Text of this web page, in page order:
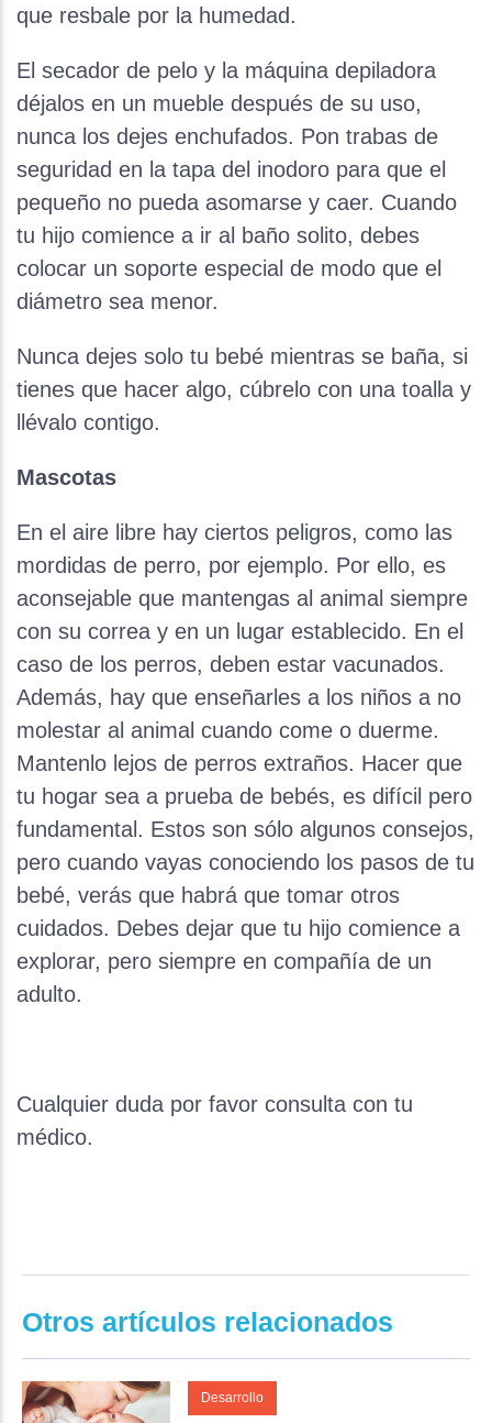
que resbale por la humedad.
El secador de pelo y la máquina depiladora
déjalos en un mueble después de su uso,
nunca los dejes enchufados. Pon trabas de
seguridad en la tapa del inodoro para que el
pequeño no pueda asomarse y caer. Cuando
tu hijo comience a ir al baño solito, debes
colocar un soporte especial de modo que el
diámetro sea menor.
Nunca dejes solo tu bebé mientras se baña, si
tienes que hacer algo, cúbrelo con una toalla y
llévalo contigo.
Mascotas
En el aire libre hay ciertos peligros, como las
mordidas de perro, por ejemplo. Por ello, es
aconsejable que mantengas al animal siempre
con su correa y en un lugar establecido. En el
caso de los perros, deben estar vacunados.
Además, hay que enseñarles a los niños a no
molestar al animal cuando come o duerme.
Mantenlo lejos de perros extraños. Hacer que
tu hogar sea a prueba de bebés, es difícil pero
fundamental. Estos son sólo algunos consejos,
pero cuando vayas conociendo los pasos de tu
bebé, verás que habrá que tomar otros
cuidados. Debes dejar que tu hijo comience a
explorar, pero siempre en compañía de un
adulto.
Cualquier duda por favor consulta con tu
médico.
Otros artículos relacionados
Desarrollo